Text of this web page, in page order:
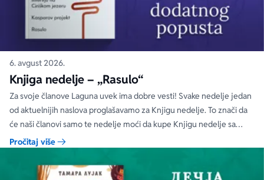
6. avgust 2026.
Knjiga nedelje – „Rasulo“
Za svoje članove Laguna uvek ima dobre vesti! Svake nedelje jedan
od aktuelnijih naslova proglašavamo za Knjigu nedelje. To znači da
će naši članovi samo te nedelje moći da kupe Knjigu nedelje sa
specijalnim DODATNIM popustom od 30%.
Pročitaj više